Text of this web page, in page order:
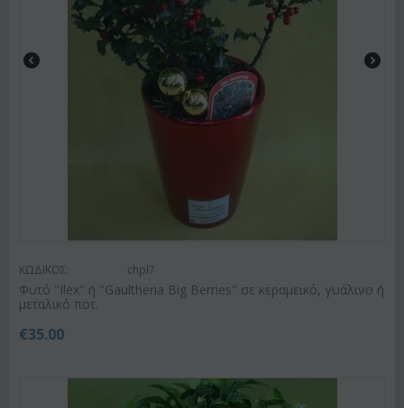
ΚΩΔΙΚΟΣ: chpl7
Φυτό "Ilex" ή "Gaultheria Big Berries" σε κεραμεικό, γυάλινο ή
μεταλικό ποτ.
€35.00